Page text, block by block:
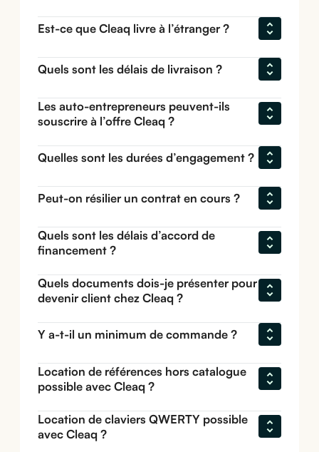
Est-ce que Cleaq livre à l’étranger ?
Quels sont les délais de livraison ?
Les auto-entrepreneurs peuvent-ils
souscrire à l’offre Cleaq ?
Quelles sont les durées d’engagement ?
Peut-on résilier un contrat en cours ?
Quels sont les délais d’accord de
financement ?
Quels documents dois-je présenter pour
devenir client chez Cleaq ?
Y a-t-il un minimum de commande ?
Location de références hors catalogue
possible avec Cleaq ?
Location de claviers QWERTY possible
avec Cleaq ?